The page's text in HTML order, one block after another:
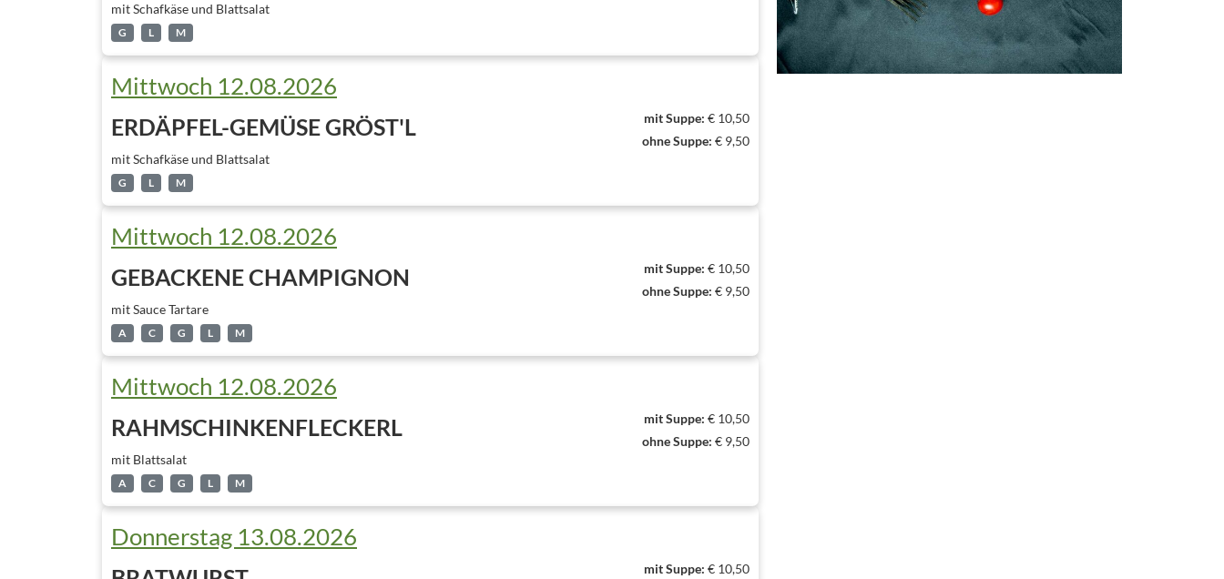
mit Schafkäse und Blattsalat
G L M
Mittwoch 12.08.2026
ERDÄPFEL-GEMÜSE GRÖST'L
mit Schafkäse und Blattsalat
G L M
mit Suppe: € 10,50
ohne Suppe: € 9,50
Mittwoch 12.08.2026
GEBACKENE CHAMPIGNON
mit Sauce Tartare
A C G L M
mit Suppe: € 10,50
ohne Suppe: € 9,50
Mittwoch 12.08.2026
RAHMSCHINKENFLECKERL
mit Blattsalat
A C G L M
mit Suppe: € 10,50
ohne Suppe: € 9,50
Donnerstag 13.08.2026
mit Suppe: € 10,50